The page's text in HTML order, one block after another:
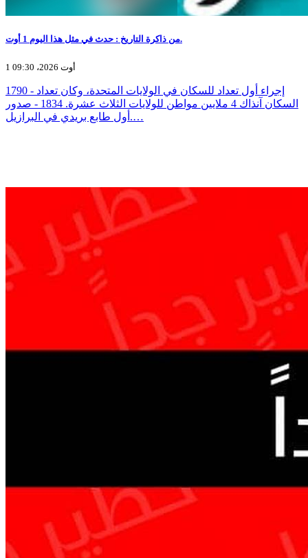
من ذاكرة التاريخ : حدث في مثل هذا اليوم 1 أوت.
1 أوت 2026، 09:30
1790 - إجراء أول تعداد للسكان في الولايات المتحدة، وكان تعداد
السكان آنذاك 4 ملايين مواطن للولايات الثلاث عشرة. 1834 - صدور
أول طابع بريدي في البرازيل.…